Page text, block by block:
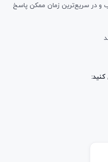
و در سریع‌ترین زمان ممکن پاسخ